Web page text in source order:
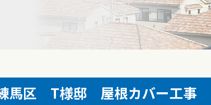
馬区 T様邸 屋根カバー工